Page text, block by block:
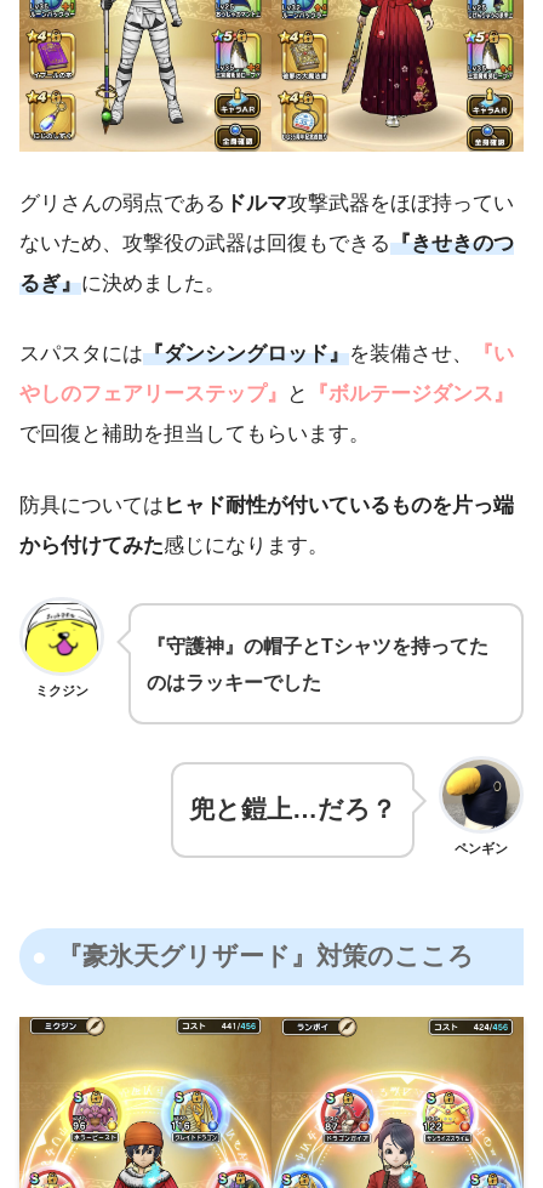
グリさんの弱点である ドルマ攻撃武器をほぼ持ってい
ないため、攻撃役の武器は回復もできる『きせきのつ
るぎ』に決めました。
スパスタには『ダンシングロッド』を装備させ、
『い
やしのフェアリーステップ』 と
『ボルテージダンス』
で回復と補助を担当してもらいます。
防具については ヒャド耐性が付いているものを片っ端
から付けてみた感じになります。
ミクジン
『守護神』の帽子とTシャツを持ってた
のはラッキーでした
ペンギン
兜と鎧上…だろ？
『豪氷天グリザード』対策のこころ